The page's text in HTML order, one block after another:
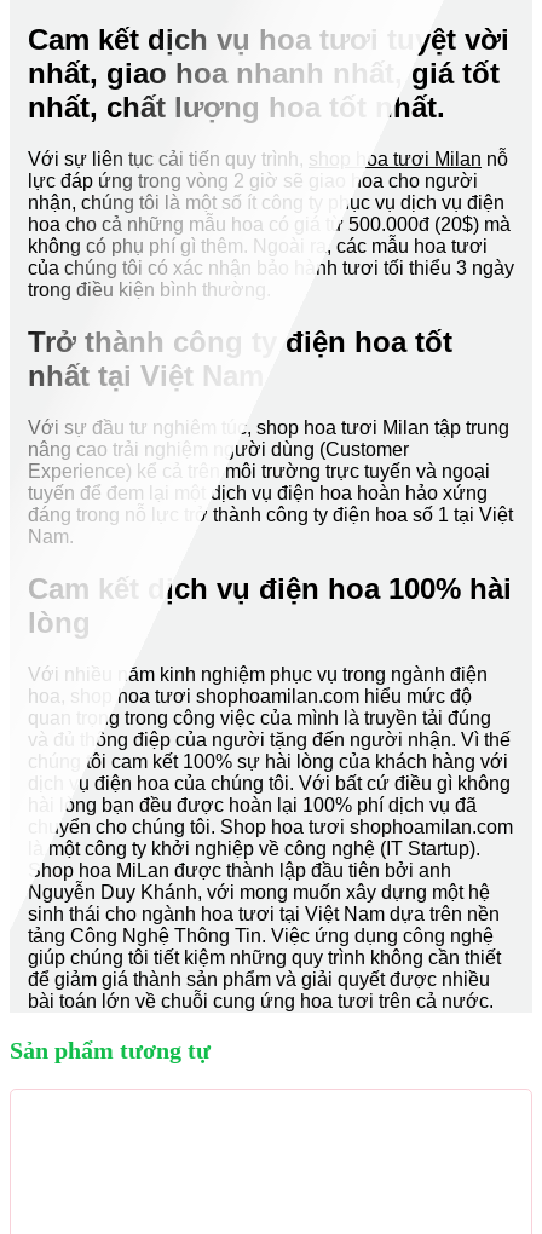
Cam kết dịch vụ hoa tươi tuyệt vời
nhất, giao hoa nhanh nhất, giá tốt
nhất, chất lượng hoa tốt nhất.
Với sự liên tục cải tiến quy trình, shop hoa tươi Milan nỗ
lực đáp ứng trong vòng 2 giờ sẽ giao hoa cho người
nhận, chúng tôi là một số ít công ty phục vụ dịch vụ điện
hoa cho cả những mẫu hoa có giá từ 500.000đ (20$) mà
không có phụ phí gì thêm. Ngoài ra, các mẫu hoa tươi
của chúng tôi có xác nhận bảo hành tươi tối thiểu 3 ngày
trong điều kiện bình thường.
Trở thành công ty điện hoa tốt
nhất tại Việt Nam
Với sự đầu tư nghiêm túc, shop hoa tươi Milan tập trung
nâng cao trải nghiệm người dùng (Customer
Experience) kể cả trên môi trường trực tuyến và ngoại
tuyến để đem lại một dịch vụ điện hoa hoàn hảo xứng
đáng trong nỗ lực trở thành công ty điện hoa số 1 tại Việt
Nam.
Cam kết dịch vụ điện hoa 100% hài
lòng
Với nhiều năm kinh nghiệm phục vụ trong ngành điện
hoa, shop hoa tươi shophoamilan.com hiểu mức độ
quan trọng trong công việc của mình là truyền tải đúng
và đủ thông điệp của người tặng đến người nhận. Vì thế
chúng tôi cam kết 100% sự hài lòng của khách hàng với
dịch vụ điện hoa của chúng tôi. Với bất cứ điều gì không
hài lòng bạn đều được hoàn lại 100% phí dịch vụ đã
chuyển cho chúng tôi. Shop hoa tươi shophoamilan.com
là một công ty khởi nghiệp về công nghệ (IT Startup).
Shop hoa MiLan được thành lập đầu tiên bởi anh
Nguyễn Duy Khánh, với mong muốn xây dựng một hệ
sinh thái cho ngành hoa tươi tại Việt Nam dựa trên nền
tảng Công Nghệ Thông Tin. Việc ứng dụng công nghệ
giúp chúng tôi tiết kiệm những quy trình không cần thiết
để giảm giá thành sản phẩm và giải quyết được nhiều
bài toán lớn về chuỗi cung ứng hoa tươi trên cả nước.
Sản phẩm tương tự